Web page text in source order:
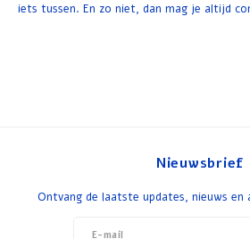
iets tussen. En zo niet, dan mag je altijd
Nieuwsbrief
Ontvang de laatste updates, nieuws en